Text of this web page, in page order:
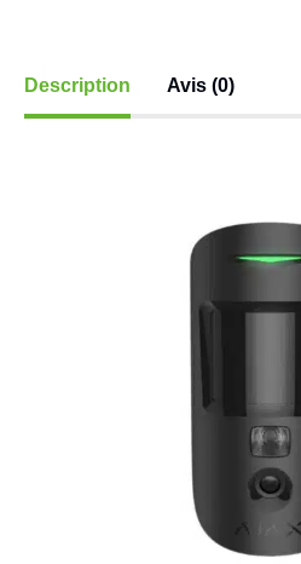
Description Avis (0)